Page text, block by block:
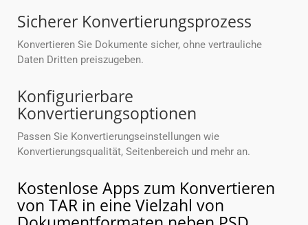
Sicherer Konvertierungsprozess
Konvertieren Sie Dokumente sicher, ohne vertrauliche
Daten Dritten preiszugeben.
Konfigurierbare
Konvertierungsoptionen
Passen Sie Konvertierungseinstellungen wie
Konvertierungsqualität, Seitenbereich und mehr an.
Kostenlose Apps zum Konvertieren
von TAR in eine Vielzahl von